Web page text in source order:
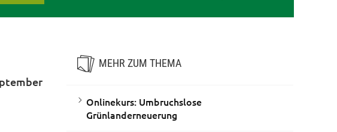
MEHR ZUM THEMA
Onlinekurs: Umbruchslose
Grünlanderneuerung